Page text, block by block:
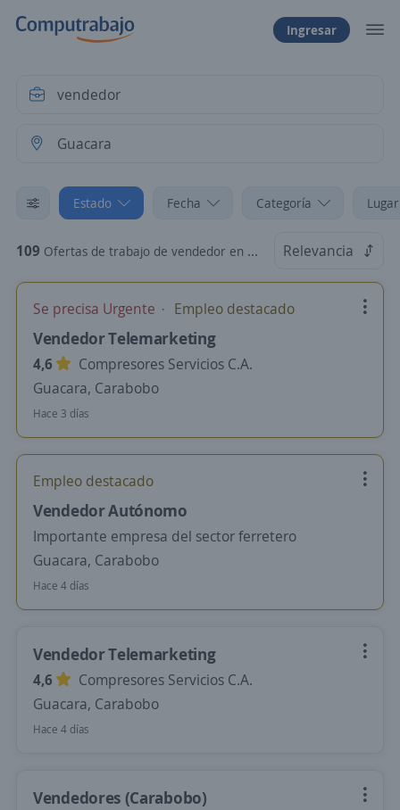
Ingresar
Estado Fecha Categoría
109 Ofertas de trabajo de vendedor en Guacara, Carabobo Relevancia
Se precisa Urgente Empleo destacado
Vendedor Telemarketing
4,6
Compresores Servicios C.A.
Guacara, Carabobo
Hace 3 días
Empleo destacado
Vendedor Autónomo
Importante empresa del sector ferretero
Guacara, Carabobo
Hace 4 días
Vendedor Telemarketing
4,6
Compresores Servicios C.A.
Guacara, Carabobo
Hace 4 días
Vendedores (Carabobo)